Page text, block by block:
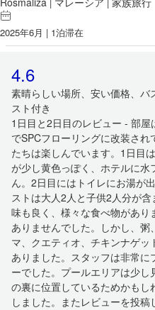
2025年6月 | 1泊滞在
4.6
素晴らしい場所、安い価格、
スト付き
1日目と2日目のレビュー - 部
でSPCフローリングに改装さ
たちは楽しんでいます。1日目
が少し黄色っぽく、ホテルに
ん。2日目にはトイレにお湯が
ストは大人2人と子供2人分が含
味も良く、様々な食べ物があ
ありませんでした。しかし、粥
マ、クエティオ、チキンナゲ
ありました。スタッフは非常に
ーでした。プールエリアは少
の裏に位置しているためかも
しました。またレビューを投稿